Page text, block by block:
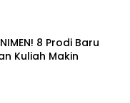
8 Prodi Baru
Kuliah Makin